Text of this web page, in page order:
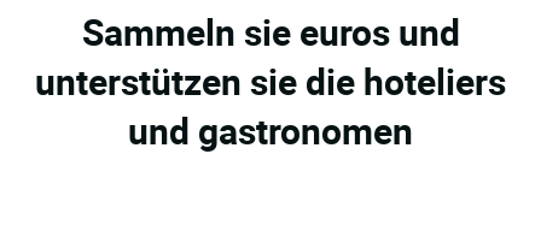
Sammeln sie euros und
unterstützen sie die hoteliers
und gastronomen